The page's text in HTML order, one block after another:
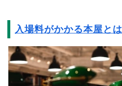
入場料がかかる本屋とは